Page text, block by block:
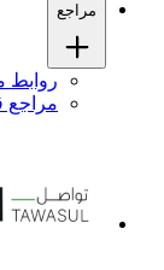
مراجع
روابط
مراجع